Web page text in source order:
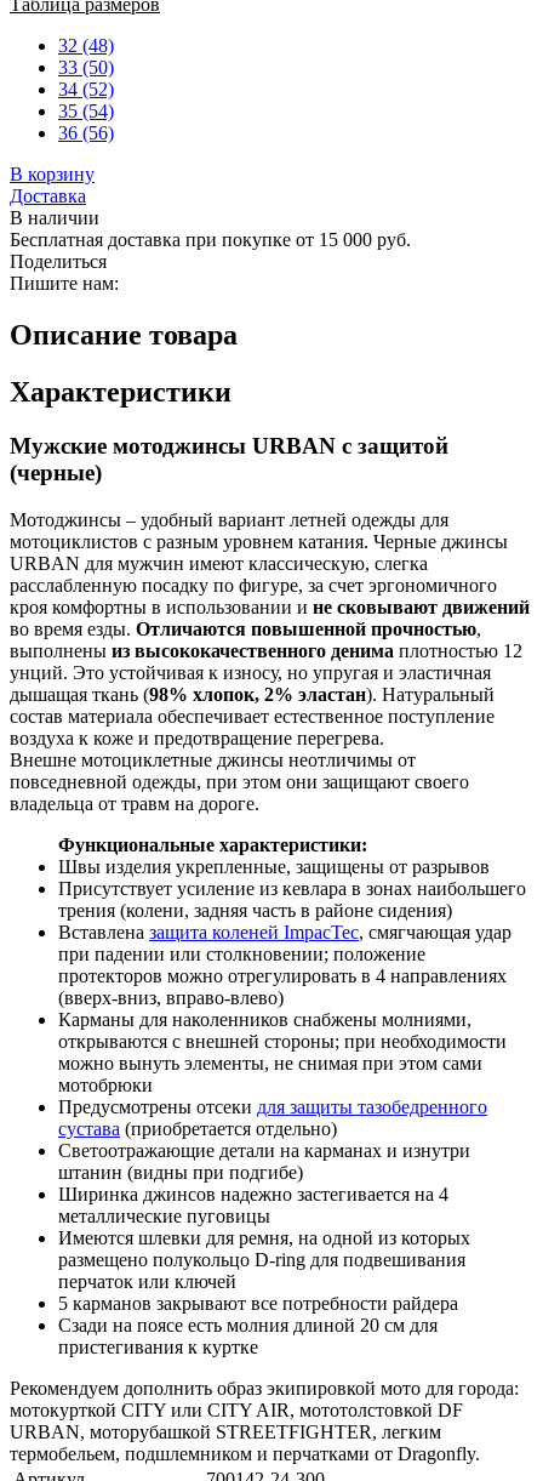
Таблица размеров
32 (48)
33 (50)
34 (52)
35 (54)
36 (56)
В корзину
Доставка
В наличии
Бесплатная доставка при покупке от 15 000 руб.
Поделиться
Пишите нам:
Описание товара
Характеристики
Мужские мотоджинсы URBAN с защитой
(черные)
Мотоджинсы – удобный вариант летней одежды для
мотоциклистов с разным уровнем катания. Черные джинсы
URBAN для мужчин имеют классическую, слегка
расслабленную посадку по фигуре, за счет эргономичного
кроя комфортны в использовании и не сковывают движений
во время езды. Отличаются повышенной прочностью,
выполнены из высококачественного денима плотностью 12
унций. Это устойчивая к износу, но упругая и эластичная
дышащая ткань (98% хлопок, 2% эластан). Натуральный
состав материала обеспечивает естественное поступление
воздуха к коже и предотвращение перегрева.
Внешне мотоциклетные джинсы неотличимы от
повседневной одежды, при этом они защищают своего
владельца от травм на дороге.
Функциональные характеристики:
Швы изделия укрепленные, защищены от разрывов
Присутствует усиление из кевлара в зонах наибольшего
трения (колени, задняя часть в районе сидения)
Вставлена защита коленей ImpacTec, смягчающая удар
при падении или столкновении; положение
протекторов можно отрегулировать в 4 направлениях
(вверх-вниз, вправо-влево)
Карманы для наколенников снабжены молниями,
открываются с внешней стороны; при необходимости
можно вынуть элементы, не снимая при этом сами
мотобрюки
Предусмотрены отсеки для защиты тазобедренного
сустава (приобретается отдельно)
Светоотражающие детали на карманах и изнутри
штанин (видны при подгибе)
Ширинка джинсов надежно застегивается на 4
металлические пуговицы
Имеются шлевки для ремня, на одной из которых
размещено полукольцо D-ring для подвешивания
перчаток или ключей
5 карманов закрывают все потребности райдера
Сзади на поясе есть молния длиной 20 см для
пристегивания к куртке
Рекомендуем дополнить образ экипировкой мото для города:
мотокурткой CITY или CITY AIR, мототолстовкой DF
URBAN, моторубашкой STREETFIGHTER, легким
термобельем, подшлемником и перчатками от Dragonfly.